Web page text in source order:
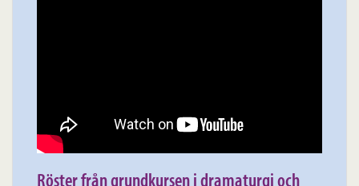
Röster från grundkursen i dramaturgi och